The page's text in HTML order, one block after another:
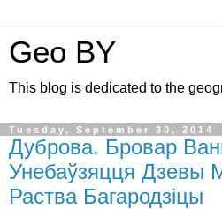
Geo BY
This blog is dedicated to the
Tuesday, September 30, 2014
Дуброва. Бровар
Унебаўзяцця Дзевы
Раства Багародзіцы